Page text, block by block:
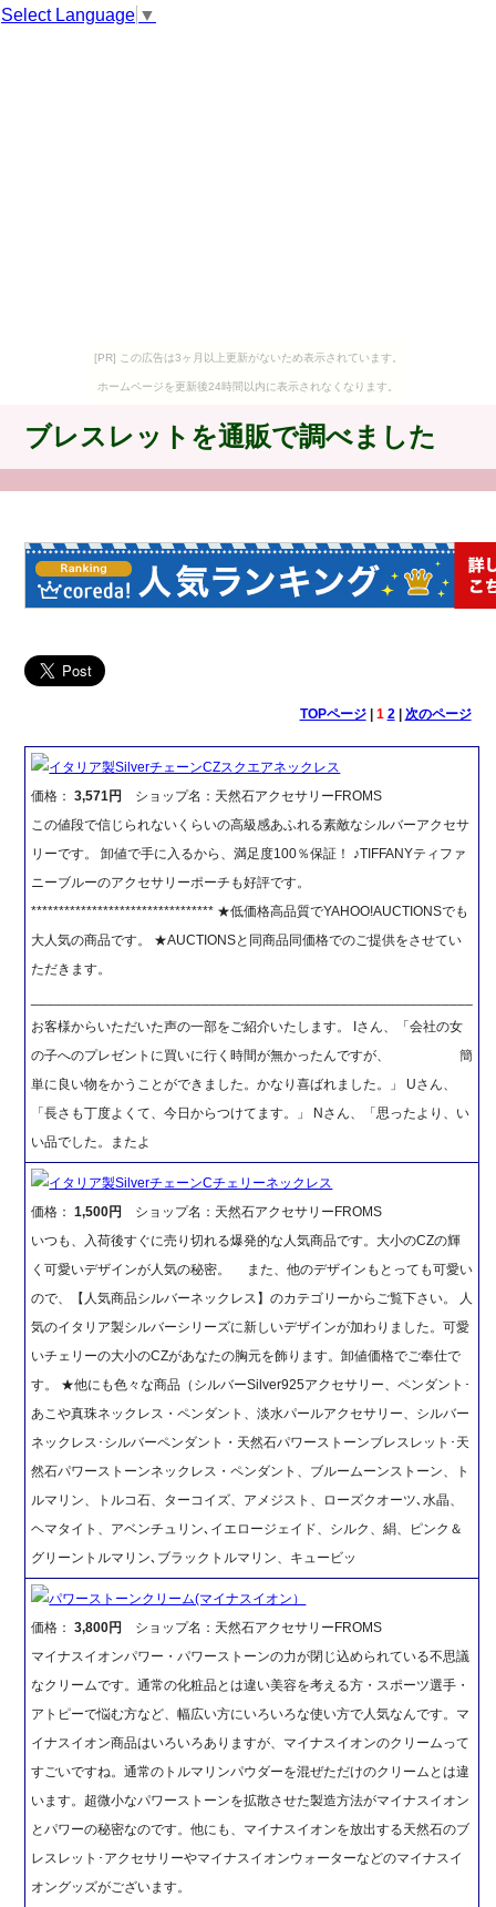
Select Language ▼
[PR] この広告は3ヶ月以上更新がないため表示されています。
ホームページを更新後24時間以内に表示されなくなります。
ブレスレットを通販で調べました
TOPページ| 1 2| 次のページ
イタリア製SilverチェーンCZスクエアネックレス
価格：3,571円
ショップ名：天然石アクセサリーFROMS
この値段で信じられないくらいの高級感あふれる素敵なシルバーアクセサ
リーです。 卸値で手に入るから、満足度100％保証！ ♪TIFFANYティファ
ニーブルーのアクセサリーポーチも好評です。
********************************* ★低価格高品質でYAHOO!AUCTIONSでも
大人気の商品です。 ★AUCTIONSと同商品同価格でのご提供をさせてい
ただきます。
お客様からいただいた声の一部をご紹介いたします。 Iさん、「会社の女
の子へのプレゼントに買いに行く時間が無かったんですが、 簡
単に良い物をかうことができました。かなり喜ばれました。」 Uさん、
「長さも丁度よくて、今日からつけてます。」 Nさん、「思ったより、い
い品でした。またよ
イタリア製SilverチェーンCチェリーネックレス
価格：1,500円
ショップ名：天然石アクセサリーFROMS
いつも、入荷後すぐに売り切れる爆発的な人気商品です。大小のCZの輝
く可愛いデザインが人気の秘密。 また、他のデザインもとっても可愛い
ので、【人気商品シルバーネックレス】のカテゴリーからご覧下さい。 人
気のイタリア製シルバーシリーズに新しいデザインが加わりました。可愛
いチェリーの大小のCZがあなたの胸元を飾ります。卸値価格でご奉仕で
す。 ★他にも色々な商品（シルバーSilver925アクセサリー、ペンダント･
あこや真珠ネックレス・ペンダント、淡水パールアクセサリー、シルバー
ネックレス･シルバーペンダント・天然石パワーストーンブレスレット･天
然石パワーストーンネックレス・ペンダント、ブルームーンストーン、ト
ルマリン、トルコ石、ターコイズ、アメジスト、ローズクオーツ､水晶、
ヘマタイト、アベンチュリン､イエロージェイド、シルク、絹、ピンク＆
グリーントルマリン､ブラックトルマリン、キュービッ
パワーストーンクリーム(マイナスイオン）
価格：3,800円
ショップ名：天然石アクセサリーFROMS
マイナスイオンパワー・パワーストーンの力が閉じ込められている不思議
なクリームです。通常の化粧品とは違い美容を考える方・スポーツ選手・
アトピーで悩む方など、幅広い方にいろいろな使い方で人気なんです。マ
イナスイオン商品はいろいろありますが、マイナスイオンのクリームって
すごいですね。通常のトルマリンパウダーを混ぜただけのクリームとは違
います。超微小なパワーストーンを拡散させた製造方法がマイナスイオン
とパワーの秘密なのです。他にも、マイナスイオンを放出する天然石のブ
レスレット･アクセサリーやマイナスイオンウォーターなどのマイナスイ
オングッズがございます。